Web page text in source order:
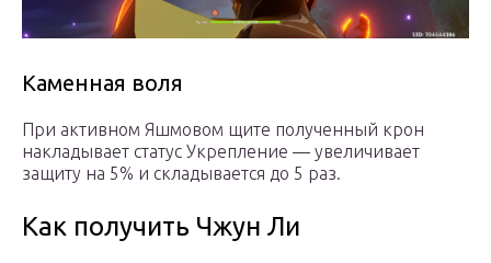
Каменная воля
При активном Яшмовом щите полученный крон
накладывает статус Укрепление — увеличивает
защиту на 5% и складывается до 5 раз.
Как получить Чжун Ли